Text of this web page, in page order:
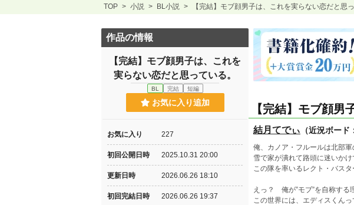
TOP > 小説 > BL小説 > 【完結】モブ顔男子は、これを実らない恋だと思っ
【完結】モブ顔
結月てでぃ （近況ボード
俺、カノア・フルールは北部軍
雪で家が潰れて路頭に迷いか
この隊を率いるレクト・バス
えっ？ 俺が”モブ”を自称する
この世界には、エディスくんっ
作品の情報
【完結】モブ顔男子は、これを
実らない恋だと思っている。
BL 完結 短編
お気に入り追加
お気に入り 227
初回公開日時 2025.10.31 20:00
更新日時 2026.06.26 18:10
初回完結日時 2026.06.26 19:37